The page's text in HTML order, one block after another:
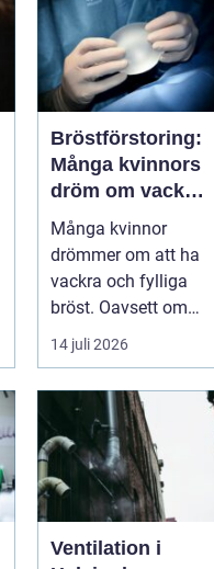
Bröstförstoring:
Många kvinnors
dröm om vackra
bröst
Många kvinnor
drömmer om att ha
vackra och fylliga
bröst. Oavsett om
det är f&o...
14 juli 2026
Ventilation i